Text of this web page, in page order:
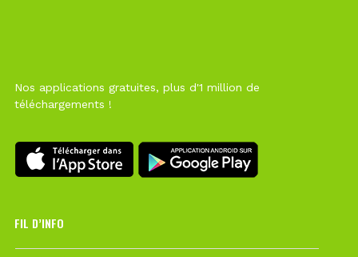
Nos applications gratuites, plus d'1 million de
téléchargements !
FIL D’INFO